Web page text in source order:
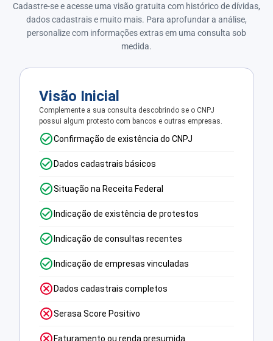
Cadastre-se e acesse uma visão gratuita com histórico de dívidas,
dados cadastrais e muito mais. Para aprofundar a análise,
personalize com informações extras em uma consulta sob
medida.
Visão Inicial
Complemente a sua consulta descobrindo se o CNPJ
possui algum protesto com bancos e outras empresas.
Confirmação de existência do CNPJ
Dados cadastrais básicos
Situação na Receita Federal
Indicação de existência de protestos
Indicação de consultas recentes
Indicação de empresas vinculadas
Dados cadastrais completos
Serasa Score Positivo
Faturamento ou renda presumida